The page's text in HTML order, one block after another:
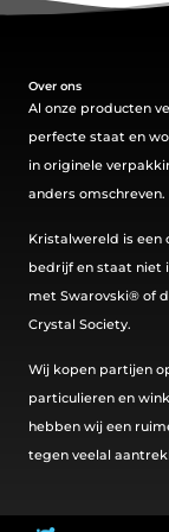
Over ons
Al onze producten
perfecte staat en
in originele
anders omschreven.
Kristalwereld is een
bedrijf en staat niet
met Swarovski®️ of
Crystal Society.
Wij kopen partijen
particulieren en
hebben wij een
tegen veelal